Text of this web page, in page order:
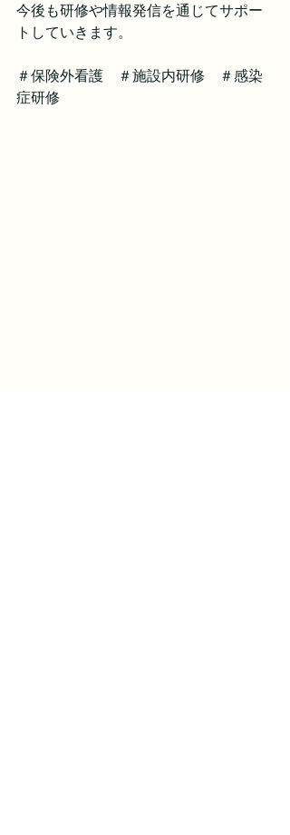
今後も研修や情報発信を通じてサポー
トしていきます。
＃保険外看護　＃施設内研修　＃感染
症研修